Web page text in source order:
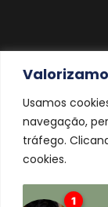
Usamos
navegação,
tráfego.
cookies.